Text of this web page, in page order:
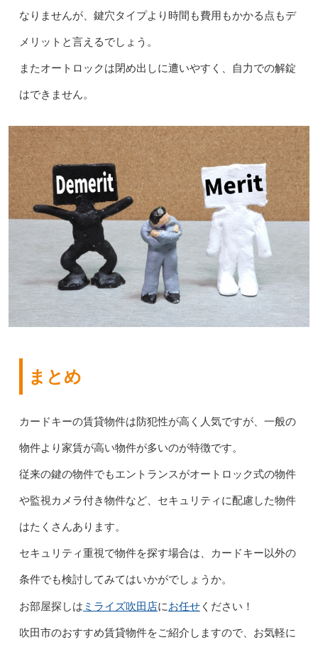
なりませんが、鍵穴タイプより時間も費用もかかる点もデ
メリットと言えるでしょう。
またオートロックは閉め出しに遭いやすく、自力での解錠
はできません。
まとめ
カードキーの賃貸物件は防犯性が高く人気ですが、一般の
物件より家賃が高い物件が多いのが特徴です。
従来の鍵の物件でもエントランスがオートロック式の物件
や監視カメラ付き物件など、セキュリティに配慮した物件
はたくさんあります。
セキュリティ重視で物件を探す場合は、カードキー以外の
条件でも検討してみてはいかがでしょうか。
お部屋探しは ミライズ吹田店にお任せください！
吹田市のおすすめ賃貸物件をご紹介しますので、お気軽に